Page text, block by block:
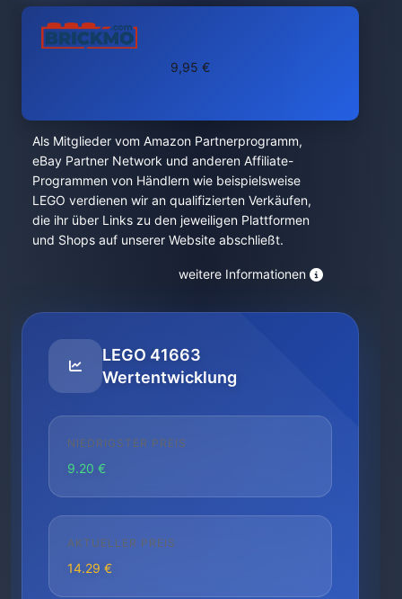
9,95 €
Als Mitglieder vom Amazon Partnerprogramm,
eBay Partner Network und anderen Affiliate-
Programmen von Händlern wie beispielsweise
LEGO verdienen wir an qualifizierten Verkäufen,
die ihr über Links zu den jeweiligen Plattformen
und Shops auf unserer Website abschließt.
weitere Informationen
LEGO 41663
Wertentwicklung
NIEDRIGSTER PREIS
9.20 €
AKTUELLER PREIS
14.29 €